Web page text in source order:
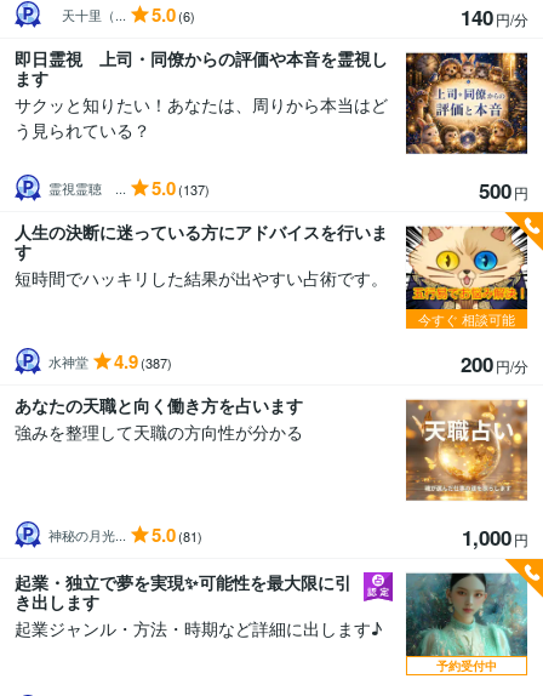
天十里（... 5.0(6) 140円/分
即日霊視 上司・同僚からの評価や本音を霊視し
ます
サクッと知りたい！あなたは、周りから本当はど
う見られている？
霊視霊聴 ... 5.0(137) 500円
人生の決断に迷っている方にアドバイスを行いま
す
短時間でハッキリした結果が出やすい占術です。
水神堂 4.9(387) 200円/分
今すぐ 相談可能
あなたの天職と向く働き方を占います
強みを整理して天職の方向性が分かる
神秘の月光... 5.0(81) 1,000円
起業・独立で夢を実現✨可能性を最大限に引
き出します
起業ジャンル・方法・時期など詳細に出します♪
予約受付中